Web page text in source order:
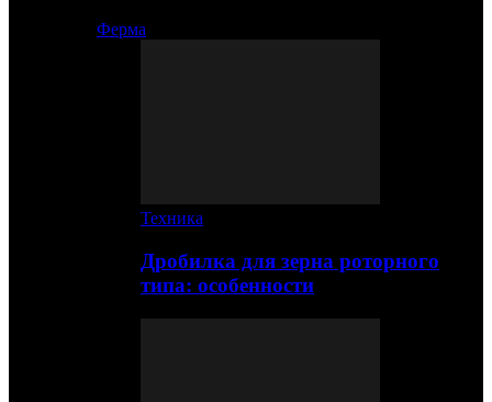
Ферма
Техника
Дробилка для зерна роторного
типа: особенности